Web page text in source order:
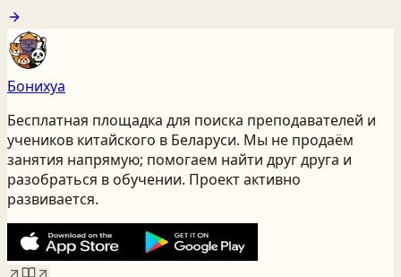
Бонихуа
Бесплатная площадка для поиска преподавателей и
учеников китайского в Беларуси. Мы не продаём
занятия напрямую; помогаем найти друг друга и
разобраться в обучении. Проект активно
развивается.